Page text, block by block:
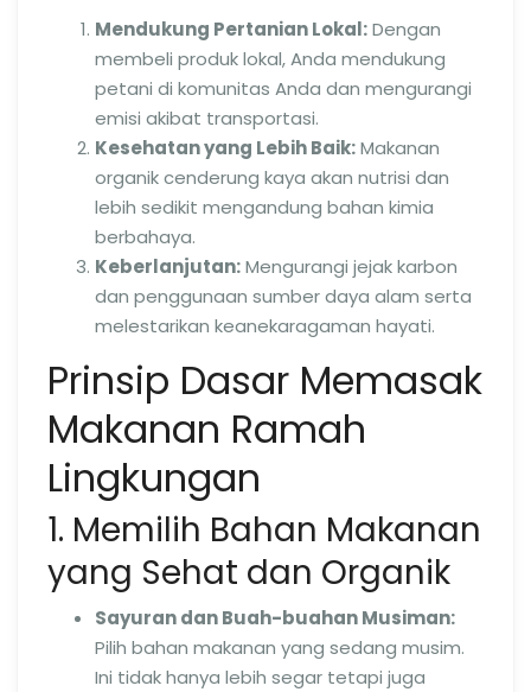
Mendukung Pertanian Lokal:Dengan
membeli produk lokal, Anda mendukung
petani di komunitas Anda dan mengurangi
emisi akibat transportasi.
Kesehatan yang Lebih Baik:Makanan
organik cenderung kaya akan nutrisi dan
lebih sedikit mengandung bahan kimia
berbahaya.
Keberlanjutan:Mengurangi jejak karbon
dan penggunaan sumber daya alam serta
melestarikan keanekaragaman hayati.
Prinsip Dasar Memasak
Makanan Ramah
Lingkungan
1. Memilih Bahan Makanan
yang Sehat dan Organik
Sayuran dan Buah-buahan Musiman:
Pilih bahan makanan yang sedang musim.
Ini tidak hanya lebih segar tetapi juga